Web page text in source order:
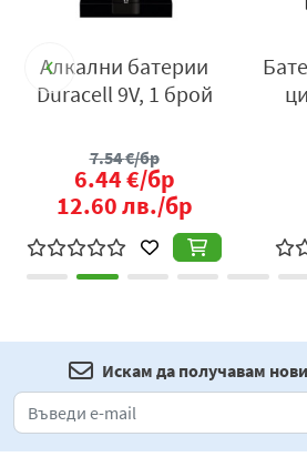
Алкални батерии
Duracell 9V, 1 брой
7.54€/бр
6.44€/бр
12.60лв./бр
Искам да получавам